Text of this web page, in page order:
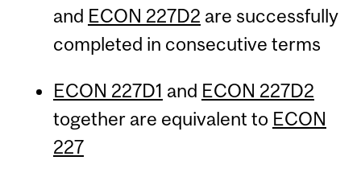
and ECON 227D2 are successfully
completed in consecutive terms
ECON 227D1 and ECON 227D2
together are equivalent to ECON
227